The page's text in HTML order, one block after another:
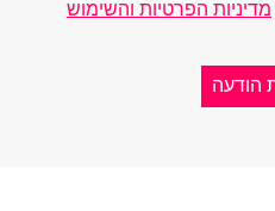
מדיניות הפרטיות והשימוש